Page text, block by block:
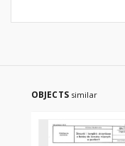
OBJECTS similar